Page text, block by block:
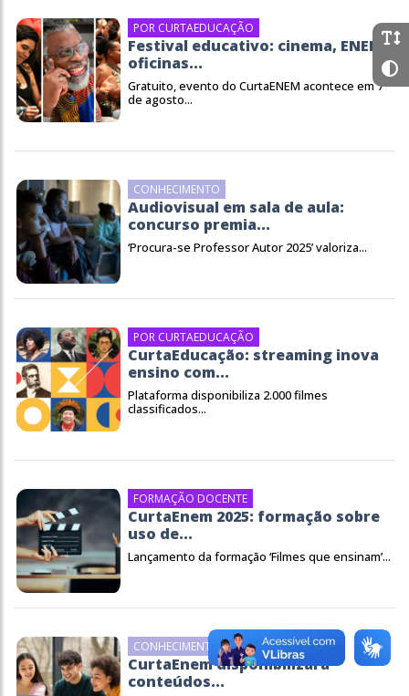
POR CURTAEDUCAÇÃO
Festival educativo: cinema, ENEM e
oficinas...
Gratuito, evento do CurtaENEM acontece em 7
de agosto...
CONHECIMENTO
Audiovisual em sala de aula:
concurso premia...
‘Procura-se Professor Autor 2025’ valoriza...
POR CURTAEDUCAÇÃO
CurtaEducação: streaming inova
ensino com...
Plataforma disponibiliza 2.000 filmes
classificados...
FORMAÇÃO DOCENTE
CurtaEnem 2025: formação sobre
uso de...
Lançamento da formação ‘Filmes que ensinam’...
CONHECIMENTO
CurtaEnem disponibilizará
conteúdos...